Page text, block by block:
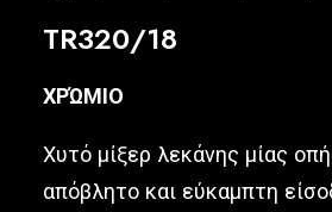
TR320/18
ΧΡΏΜΙΟ
Χυτό μίξερ λεκάνης μίας
απόβλητο και εύκαμπτη